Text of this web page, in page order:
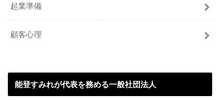
起業準備
顧客心理
能登すみれが代表を務める一般社団法人